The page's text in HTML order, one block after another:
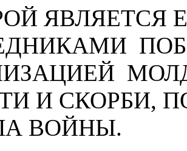
ЯВЛЯЕТСЯ
И СКОРБИ,
ВОЙНЫ.